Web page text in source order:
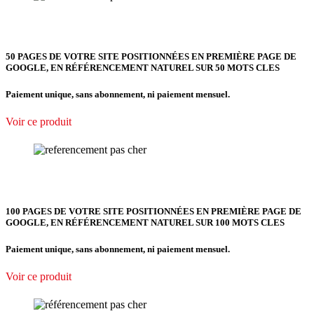
50 PAGES DE VOTRE SITE POSITIONNÉES EN PREMIÈRE PAGE DE
GOOGLE, EN RÉFÉRENCEMENT NATUREL SUR 50 MOTS CLES
Paiement unique, sans abonnement, ni paiement mensuel.
Voir ce produit
100 PAGES DE VOTRE SITE POSITIONNÉES EN PREMIÈRE PAGE DE
GOOGLE, EN RÉFÉRENCEMENT NATUREL SUR 100 MOTS CLES
Paiement unique, sans abonnement, ni paiement mensuel.
Voir ce produit